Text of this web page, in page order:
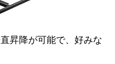
昇降が可能で、好みな